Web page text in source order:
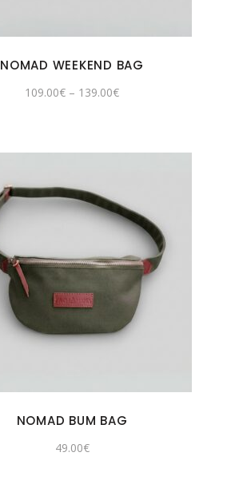
NOMAD WEEKEND BAG
109.00€ – 139.00€
NOMAD BUM BAG
49.00€